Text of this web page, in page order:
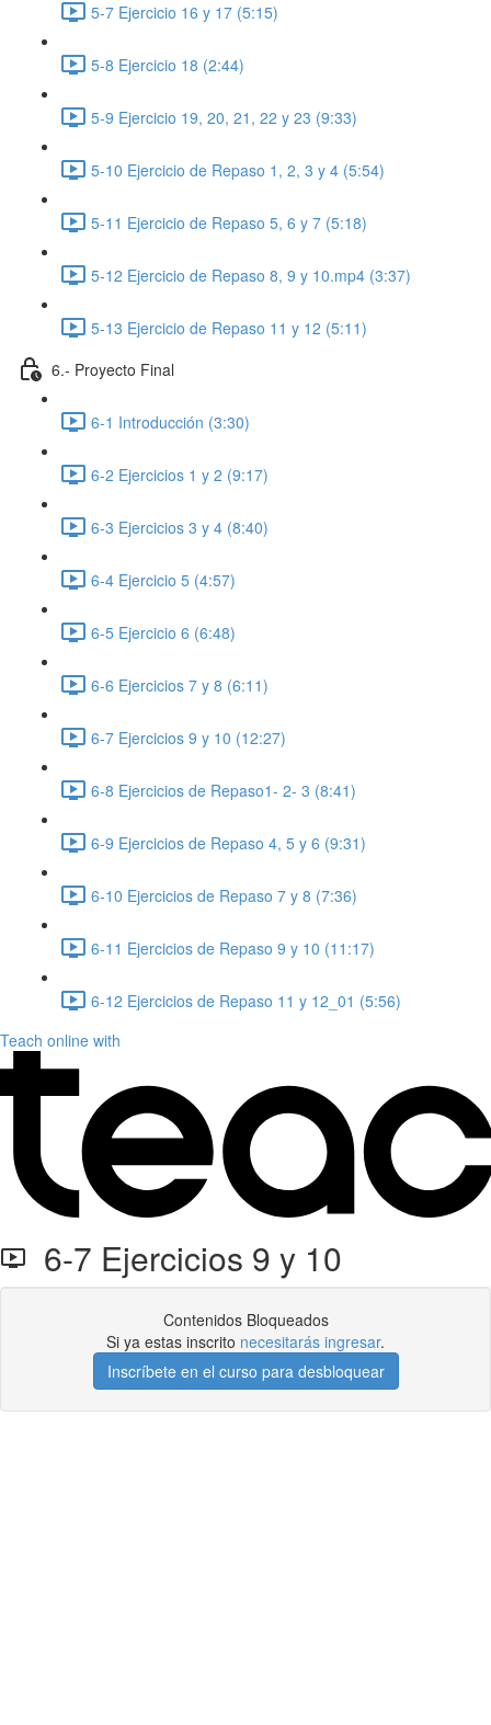
5-7 Ejercicio 16 y 17 (5:15)
5-8 Ejercicio 18 (2:44)
5-9 Ejercicio 19, 20, 21, 22 y 23 (9:33)
5-10 Ejercicio de Repaso 1, 2, 3 y 4 (5:54)
5-11 Ejercicio de Repaso 5, 6 y 7 (5:18)
5-12 Ejercicio de Repaso 8, 9 y 10.mp4 (3:37)
5-13 Ejercicio de Repaso 11 y 12 (5:11)
6.- Proyecto Final
6-1 Introducción (3:30)
6-2 Ejercicios 1 y 2 (9:17)
6-3 Ejercicios 3 y 4 (8:40)
6-4 Ejercicio 5 (4:57)
6-5 Ejercicio 6 (6:48)
6-6 Ejercicios 7 y 8 (6:11)
6-7 Ejercicios 9 y 10 (12:27)
6-8 Ejercicios de Repaso1- 2- 3 (8:41)
6-9 Ejercicios de Repaso 4, 5 y 6 (9:31)
6-10 Ejercicios de Repaso 7 y 8 (7:36)
6-11 Ejercicios de Repaso 9 y 10 (11:17)
6-12 Ejercicios de Repaso 11 y 12_01 (5:56)
Teach online with
6-7 Ejercicios 9 y 10
Contenidos Bloqueados
Si ya estas inscrito necesitarás ingresar.
Inscríbete en el curso para desbloquear